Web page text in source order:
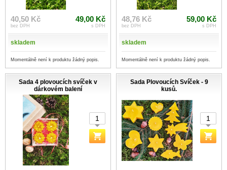
40,50 Kč
bez DPH
49,00 Kč
s DPH
skladem
Momentálně není k produktu žádný popis.
48,76 Kč
bez DPH
59,00 Kč
s DPH
skladem
Momentálně není k produktu žádný popis.
Sada 4 plovoucích svíček v
dárkovém balení
Sada Plovoucích Svíček - 9
kusů.